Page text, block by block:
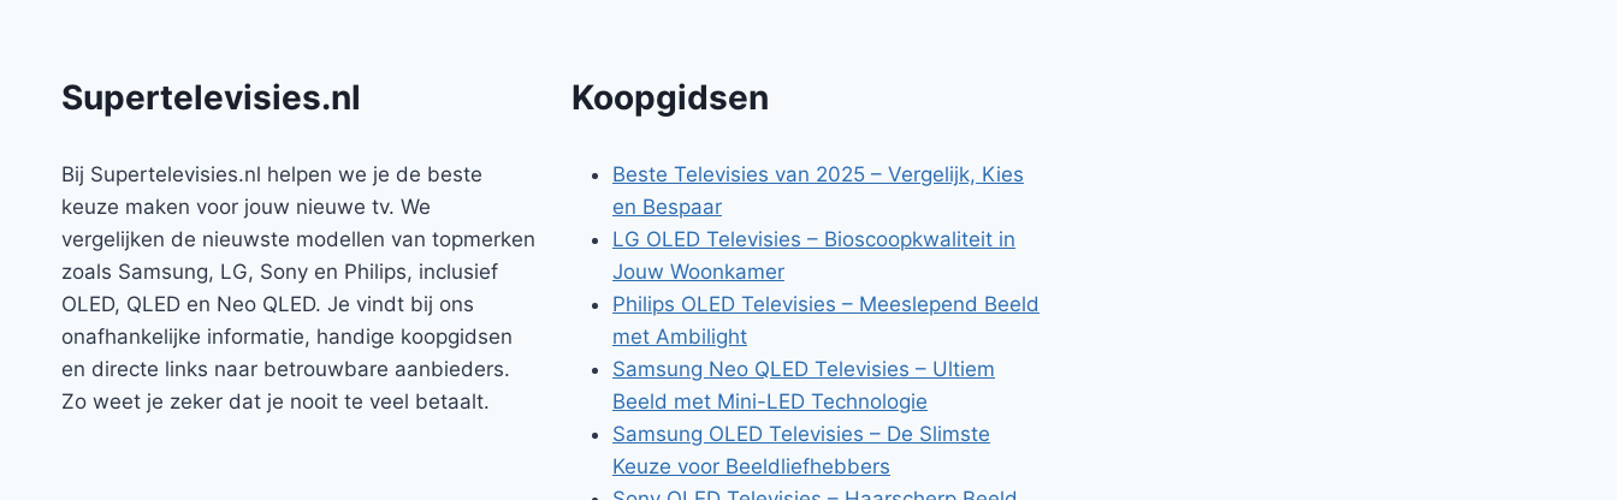
Supertelevisies.nl
Bij Supertelevisies.nl helpen we je de beste
keuze maken voor jouw nieuwe tv. We
vergelijken de nieuwste modellen van topmerken
zoals Samsung, LG, Sony en Philips, inclusief
OLED, QLED en Neo QLED. Je vindt bij ons
onafhankelijke informatie, handige koopgidsen
en directe links naar betrouwbare aanbieders.
Zo weet je zeker dat je nooit te veel betaalt.
Koopgidsen
Beste Televisies van 2025 – Vergelijk, Kies
en Bespaar
LG OLED Televisies – Bioscoopkwaliteit in
Jouw Woonkamer
Philips OLED Televisies – Meeslepend Beeld
met Ambilight
Samsung Neo QLED Televisies – Ultiem
Beeld met Mini-LED Technologie
Samsung OLED Televisies – De Slimste
Keuze voor Beeldliefhebbers